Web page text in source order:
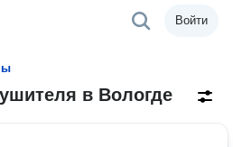
Войти
в Вологде